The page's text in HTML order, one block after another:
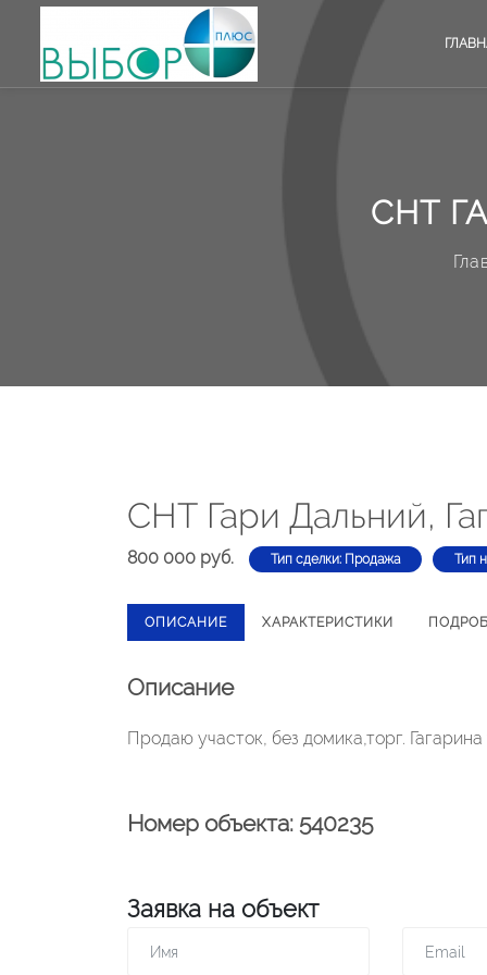
СНТ
СНТ Гари Дальний,
800 000 руб. Тип сделки: Продажа Тип
ОПИСАНИЕ ХАРАКТЕРИСТИКИ
Описание
Продаю участок, без домика,торг.
Номер объекта: 540235
Заявка на объект